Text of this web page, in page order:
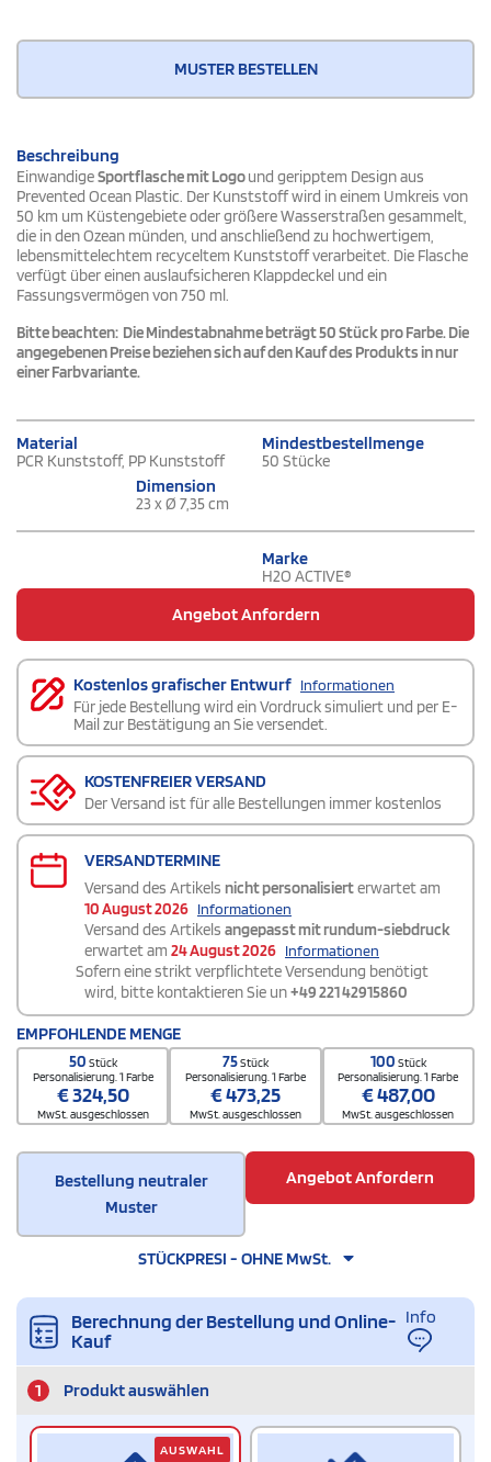
MUSTER BESTELLEN
Beschreibung
EinwandigeSportflasche mit Logound geripptem Design aus
Prevented Ocean Plastic. Der Kunststoff wird in einem Umkreis von
50 km um Küstengebiete oder größere Wasserstraßen gesammelt,
die in den Ozean münden, und anschließend zu hochwertigem,
lebensmittelechtem recyceltem Kunststoff verarbeitet. Die Flasche
verfügt über einen auslaufsicheren Klappdeckel und ein
Fassungsvermögen von 750 ml.
Bitte beachten: Die Mindestabnahme beträgt 50 Stück pro Farbe. Die
angegebenen Preise beziehen sich auf den Kauf des Produkts in nur
einer Farbvariante.
Material
PCR Kunststoff, PP Kunststoff
Mindestbestellmenge
50 Stücke
Dimension
23 x Ø 7,35 cm
Marke
H2O ACTIVE®
Angebot Anfordern
Kostenlos grafischer Entwurf Informationen
Für jede Bestellung wird ein Vordruck simuliert und per E-
Mail zur Bestätigung an Sie versendet.
KOSTENFREIER VERSAND
Der Versand ist für alle Bestellungen immer kostenlos
VERSANDTERMINE
Versand des Artikels nicht personalisierterwartet am
10 August 2026 Informationen
Versand des Artikels angepasst mit rundum-siebdruck
erwartet am 24 August 2026 Informationen
Sofern eine strikt verpflichtete Versendung benötigt
wird, bitte kontaktieren Sie un+49 221 42915860
EMPFOHLENDE MENGE
50 Stück
Personalisierung. 1 Farbe
€324,50
MwSt. ausgeschlossen
75Stück
Personalisierung. 1 Farbe
€473,25
MwSt. ausgeschlossen
100 Stück
Personalisierung. 1 Farbe
€487,00
MwSt. ausgeschlossen
Bestellung neutraler
Muster
Angebot Anfordern
STÜCKPRESI - OHNE MwSt.
Berechnung der Bestellung und Online-
Kauf
Info
1 Produkt auswählen
AUSWAHL